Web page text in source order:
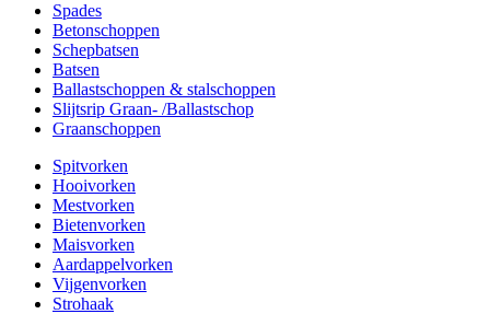
Spades
Betonschoppen
Schepbatsen
Batsen
Ballastschoppen & stalschoppen
Slijtsrip Graan- /Ballastschop
Graanschoppen
Spitvorken
Hooivorken
Mestvorken
Bietenvorken
Maisvorken
Aardappelvorken
Vijgenvorken
Strohaak